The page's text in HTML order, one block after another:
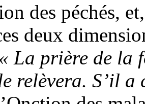
des péchés,
deux
« La prière de la
relèvera. S’il a